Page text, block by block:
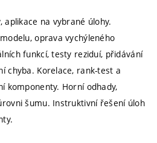
aplikace na vybrané úlohy.
oprava vychýleného
funkcí, testy reziduí, přidávání
chyba. Korelace, rank-test a
komponenty. Horní odhady,
šumu. Instruktivní řešení úloh